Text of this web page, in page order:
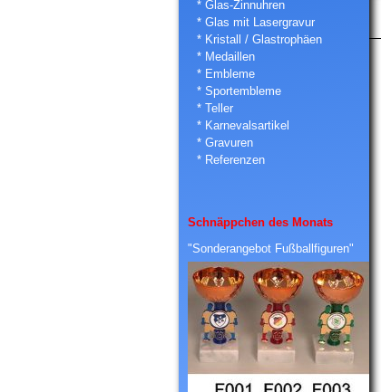
* Glas-Zinnuhren
* Glas mit Lasergravur
* Kristall / Glastrophäen
* Medaillen
* Embleme
* Sportembleme
* Teller
* Karnevalsartikel
* Gravuren
* Referenzen
Schnäppchen des Monats
"Sonderangebot Fußballfiguren"